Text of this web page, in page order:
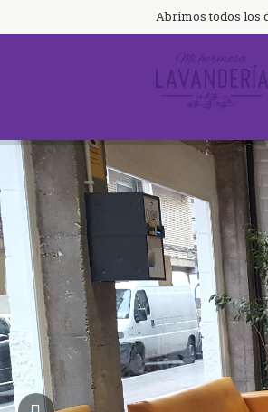
Abrimos todos los